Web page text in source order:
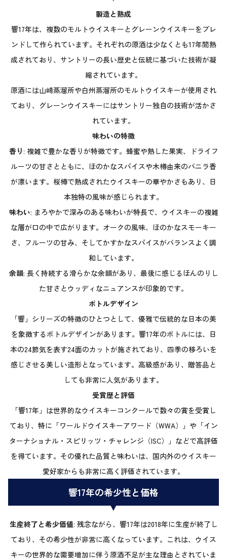
製造と熟成
響17年は、複数のモルトウイスキーとグレーンウイスキーをブレ
ンドして作られています。それぞれの原酒は少なくとも17年間熟
成されており、サントリーの長い歴史と伝統に基づいた技術が凝
縮されています。
原酒には山崎蒸溜所や白州蒸溜所のモルトウイスキーが使用され
ており、グレーンウイスキーにはサントリー独自の技術が活かさ
れています。
味わいの特徴
香り : 複雑で豊かな香りが特徴です。蜂蜜や熟した果実、ドライフ
ルーツの甘さとともに、ほのかなスパイスや木樽由来のバニラ香
が漂います。桜樽で熟成されたウイスキーの華やかさもあり、日
本独特の風味が感じられます。
味わい: まろやかで深みのある味わいが特長で、ウイスキーの複雑
な層が口の中で広がります。オークの風味、ほのかなスモーキー
さ、フルーツの甘み、そしてかすかなスパイスがバランスよく調
和しています。
余韻: 長く持続する滑らかな余韻があり、最後に感じるほんのりし
た甘さとウッディなニュアンスが印象的です。
ボトルデザイン
「響」シリーズの特徴のひとつとして、優雅で伝統的な日本の美
を象徴するボトルデザインがあります。響17年のボトルには、日
本の24節気を表す24面のカットが施されており、四季の移ろいを
感じさせる美しい造形となっています。高級感があり、贈答品と
しても非常に人気があります。
受賞歴と評価
「響17年」は世界的なウイスキーコンクールで数々の賞を受賞し
ており、特に「ワールドウイスキーアワード（WWA）」や「イン
ターナショナル・スピリッツ・チャレンジ（ISC）」などで高評価
を得ています。その優れた品質と味わいは、国内外のウイスキー
愛好家からも非常に高く評価されています。
響17年の希少性と価格
生産終了と希少価値: 残念ながら、響17年は2018年に生産が終了し
ており、その希少性が非常に高くなっています。これは、ウイス
キーの世界的な需要増加に伴う原酒不足が主な理由とされていま